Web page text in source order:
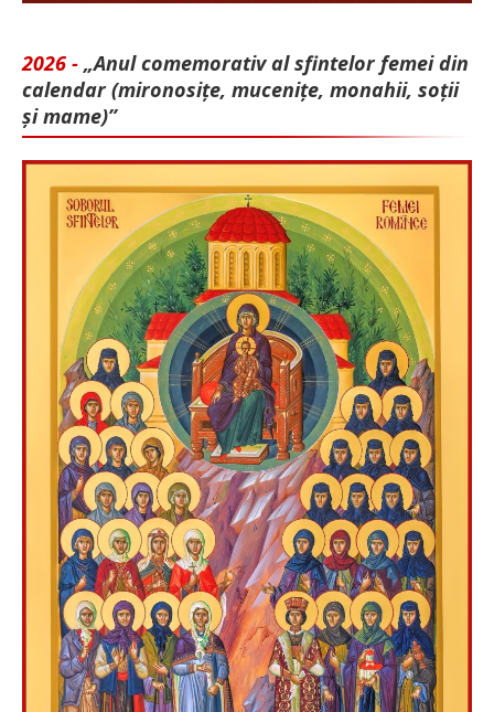
2026 - „Anul comemorativ al sfintelor femei din
calendar (mironosițe, mu­cenițe, monahii, soții
și mame)”